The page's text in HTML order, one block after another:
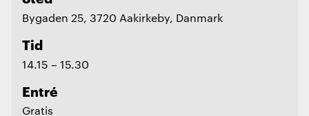
Bygaden 25, 3720 Aakirkeby, Danmark
Tid
14.15 – 15.30
Entré
Gratis